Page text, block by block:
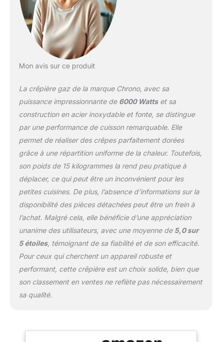
Mon avis sur ce produit
La crêpière gaz de la marque Chrono, avec sa
puissance impressionnante de 6000 Wattset sa
construction en acier inoxydable et fonte, se distingue
par une performance de cuisson remarquable. Elle
permet de réaliser des crêpes parfaitement dorées
grâce à une répartition uniforme de la chaleur. Toutefois,
son poids de 15 kilogrammes la rend peu pratique à
déplacer, ce qui peut être un inconvénient pour les
petites cuisines. De plus, l’absence d’informations sur la
disponibilité des pièces détachées peut être un frein à
l’achat. Malgré cela, elle bénéficie d’une appréciation
unanime des utilisateurs, avec une moyenne de 5,0 sur
5 étoiles, témoignant de sa fiabilité et de son efficacité.
Pour ceux qui cherchent un appareil robuste et
performant, cette crêpière est un choix solide, bien que
son classement en ventes ne reflète pas nécessairement
sa qualité.